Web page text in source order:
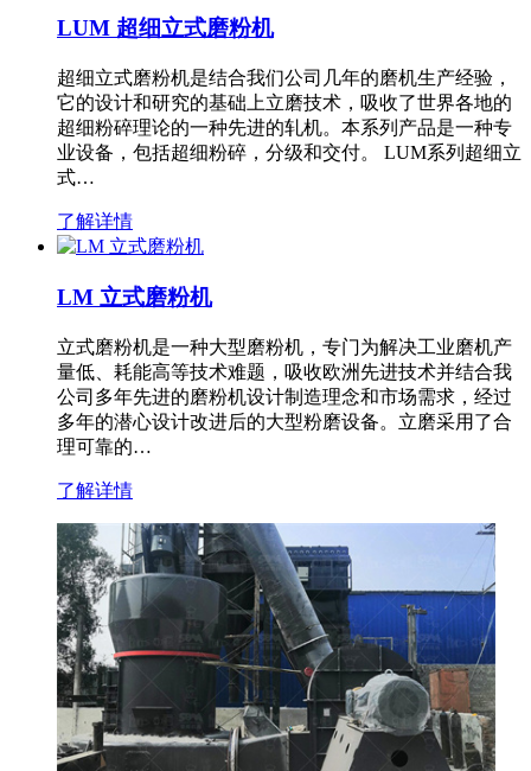
LUM 超细立式磨粉机
超细立式磨粉机是结合我们公司几年的磨机生产经验，
它的设计和研究的基础上立磨技术，吸收了世界各地的
超细粉碎理论的一种先进的轧机。本系列产品是一种专
业设备，包括超细粉碎，分级和交付。 LUM系列超细立
式…
了解详情
LM 立式磨粉机
立式磨粉机是一种大型磨粉机，专门为解决工业磨机产
量低、耗能高等技术难题，吸收欧洲先进技术并结合我
公司多年先进的磨粉机设计制造理念和市场需求，经过
多年的潜心设计改进后的大型粉磨设备。立磨采用了合
理可靠的…
了解详情